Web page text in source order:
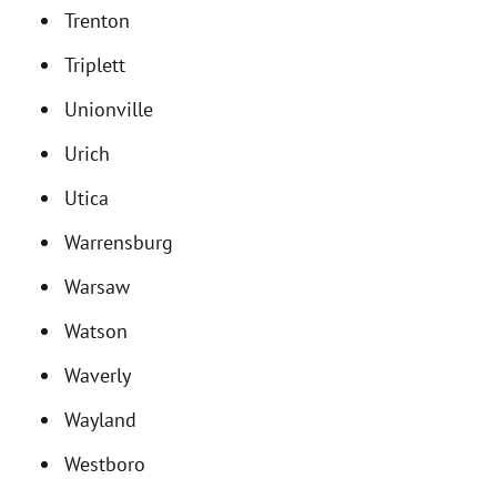
Trenton
Triplett
Unionville
Urich
Utica
Warrensburg
Warsaw
Watson
Waverly
Wayland
Westboro